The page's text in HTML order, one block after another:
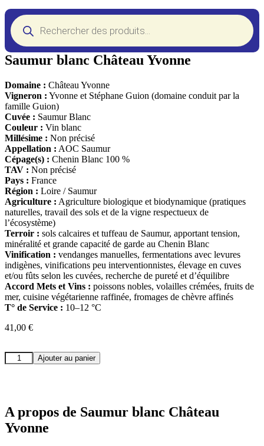
Recherche
de
produits
Saumur blanc Château Yvonne
Domaine : Château Yvonne
Vigneron : Yvonne et Stéphane Guion (domaine conduit par la
famille Guion)
Cuvée : Saumur Blanc
Couleur : Vin blanc
Millésime : Non précisé
Appellation : AOC Saumur
Cépage(s) : Chenin Blanc 100 %
TAV : Non précisé
Pays : France
Région : Loire / Saumur
Agriculture : Agriculture biologique et biodynamique (pratiques
naturelles, travail des sols et de la vigne respectueux de
l’écosystème)
Terroir : sols calcaires et tuffeau de Saumur, apportant tension,
minéralité et grande capacité de garde au Chenin Blanc
Vinification : vendanges manuelles, fermentations avec levures
indigènes, vinifications peu interventionnistes, élevage en cuves
et/ou fûts selon les cuvées, recherche de pureté et d’équilibre
Accord Mets et Vins : poissons nobles, volailles crémées, fruits de
mer, cuisine végétarienne raffinée, fromages de chèvre affinés
T° de Service : 10–12 °C
41,00 €
quantité
de
Yvonne
Ajouter au panier
A propos de Saumur blanc Château
Yvonne